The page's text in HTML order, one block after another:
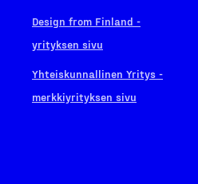
Design from Finland -
yrityksen sivu
Yhteiskunnallinen Yritys -
merkkiyrityksen sivu